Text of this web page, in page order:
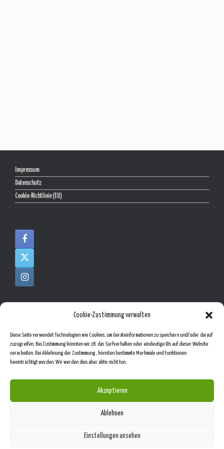
Cookies helfen uns bei der Bereitstellung
der Verwendung von Cookies zu.
Okay!
Cookie-Zustimmung verwalten
Diese Seite verwendet Technologien wie Cookies, um Geräteinformationen zu speichern und/oder darauf
zuzugreifen. Bei Zustimmung könnten wir zB. das Surfverhalten oder eindeutige IDs auf dieser Website
verarbeiten. Bei Ablehnung der Zustimmung , könnten bestimmte Merkmale und Funktionen
beeinträchtigt werden. Wir werden dies aber aktiv nicht tun.
Akzeptieren
Ablehnen
Einstellungen ansehen
Impressum
Datenschutz
Cookie-Richtlinie (EU)
Moritz Messeorganisation
Kählerstrasse 28
D – 21614 Buxtehude
+49 177 7755772